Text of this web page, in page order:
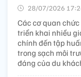
28/07/2026
Các cơ quan
triển khai nhiều
chính đến tập
trong sạch môi
đáng của du